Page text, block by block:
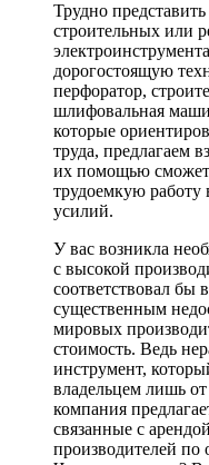
Трудно
строительных или
дорогостоящую
перфоратор,
шлифовальная
которые
труда, предлагаем
их помощью
трудоемкую работу
усилий.
У вас возникла
с высокой
соответствовал
существенным
мировых
стоимость. Ведь
инструмент,
владельцем лишь
компания
связанные с
производителей